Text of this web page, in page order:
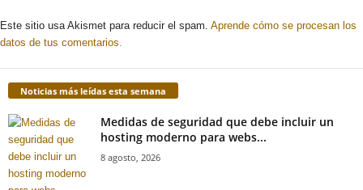
Este sitio usa Akismet para reducir el spam. Aprende cómo se procesan los
datos de tus comentarios.
Noticias más leídas esta semana
Medidas de seguridad que debe incluir un
hosting moderno para webs...
8 agosto, 2026